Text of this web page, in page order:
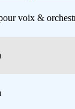
voix &